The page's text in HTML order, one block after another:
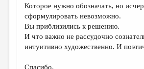
Которое нужно обозначать, но
сформулировать невозможно.
Вы приблизились к решению.
И что важно не рассудочно
интуитивно художественно. И
Спасибо.